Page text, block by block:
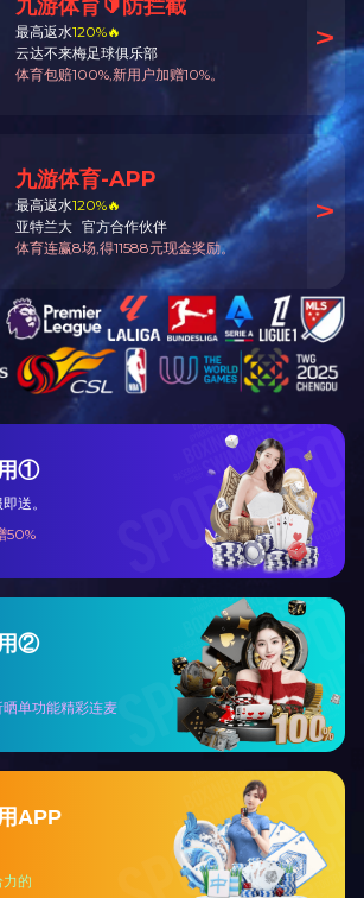
关于米
公司简介
资质荣誉
公司环境
企业文化
售后服务
业园区秋滨街道始丰路899号